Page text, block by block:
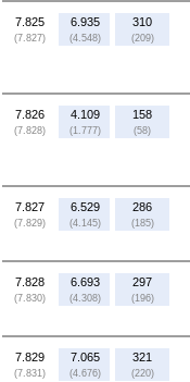
7.825
(7.827)
6.935
(4.548)
310
(209)
7.826
(7.828)
4.109
(1.777)
158
(58)
7.827
(7.829)
6.529
(4.145)
286
(185)
7.828
(7.830)
6.693
(4.308)
297
(196)
7.829
(7.831)
7.065
(4.676)
321
(220)